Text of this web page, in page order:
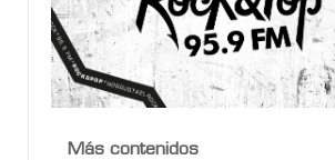
Más contenidos